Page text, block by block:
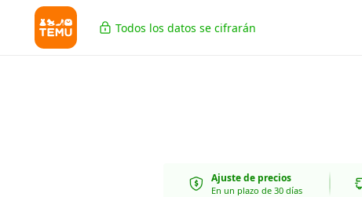
Todos los datos se cifrarán
Ajuste de precios
En un plazo de 30 días